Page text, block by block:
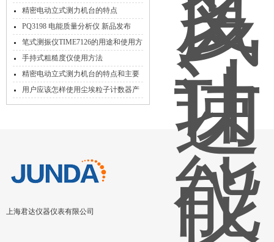
注意事项
精密电动立式测力机台的特点
PQ3198 电能质量分析仪 新品发布
笔式测振仪TIME7126的用途和使用方
法
手持式粗糙度仪使用方法
精密电动立式测力机台的特点和主要
特色功能
用户应该怎样使用尘埃粒子计数器产
品呢?
上海君达仪器仪表有限公司